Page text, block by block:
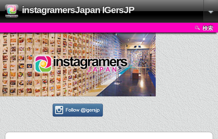
instagramersJapan IGersJP
検索